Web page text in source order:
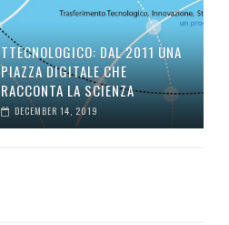
TTECNOLOGICO: DAL 2011 UNA
PIAZZA DIGITALE CHE
RACCONTA LA SCIENZA
DECEMBER 14, 2019